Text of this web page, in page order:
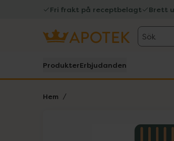
Fri frakt på receptbelagt Brett
Sök
ProdukterErbjudanden
Hem